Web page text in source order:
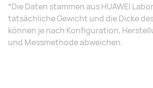
*Die Daten stammen aus HUAWEI
tatsächliche Gewicht und die Dicke
können je nach Konfiguration,
und Messmethode abweichen.